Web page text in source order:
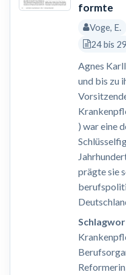
formte
Voge, E.
24 bis 29
Agnes
und bis zu
) war eine
prägte sie